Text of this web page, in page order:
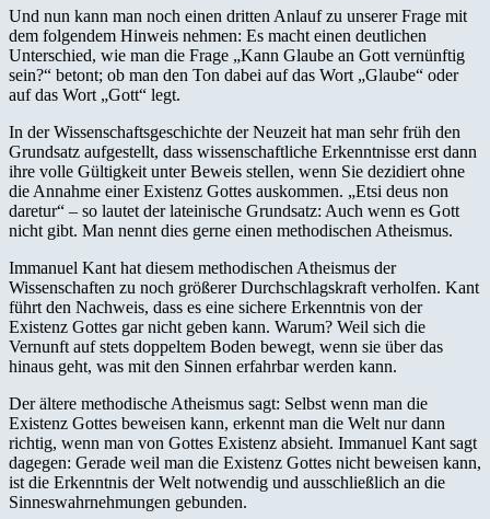
Und nun kann man noch einen dritten Anlauf zu unserer Frage mit
dem folgendem Hinweis nehmen: Es macht einen deutlichen
Unterschied, wie man die Frage „Kann Glaube an Gott vernünftig
sein?“ betont; ob man den Ton dabei auf das Wort „Glaube“ oder
auf das Wort „Gott“ legt.
In der Wissenschaftsgeschichte der Neuzeit hat man sehr früh den
Grundsatz aufgestellt, dass wissenschaftliche Erkenntnisse erst dann
ihre volle Gültigkeit unter Beweis stellen, wenn Sie dezidiert ohne
die Annahme einer Existenz Gottes auskommen. „Etsi deus non
daretur“ – so lautet der lateinische Grundsatz: Auch wenn es Gott
nicht gibt. Man nennt dies gerne einen methodischen Atheismus.
Immanuel Kant hat diesem methodischen Atheismus der
Wissenschaften zu noch größerer Durchschlagskraft verholfen. Kant
führt den Nachweis, dass es eine sichere Erkenntnis von der
Existenz Gottes gar nicht geben kann. Warum? Weil sich die
Vernunft auf stets doppeltem Boden bewegt, wenn sie über das
hinaus geht, was mit den Sinnen erfahrbar werden kann.
Der ältere methodische Atheismus sagt: Selbst wenn man die
Existenz Gottes beweisen kann, erkennt man die Welt nur dann
richtig, wenn man von Gottes Existenz absieht. Immanuel Kant sagt
dagegen: Gerade weil man die Existenz Gottes nicht beweisen kann,
ist die Erkenntnis der Welt notwendig und ausschließlich an die
Sinneswahrnehmungen gebunden.